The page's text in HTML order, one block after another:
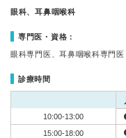
眼科、耳鼻咽喉科
専門医・資格：
眼科専門医、耳鼻咽喉科専門医
診療時間
10:00-13:00
15:00-18:00